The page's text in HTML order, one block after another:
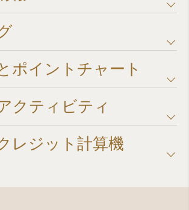
ポイントチャート​
クティビティ
レジット計算機​